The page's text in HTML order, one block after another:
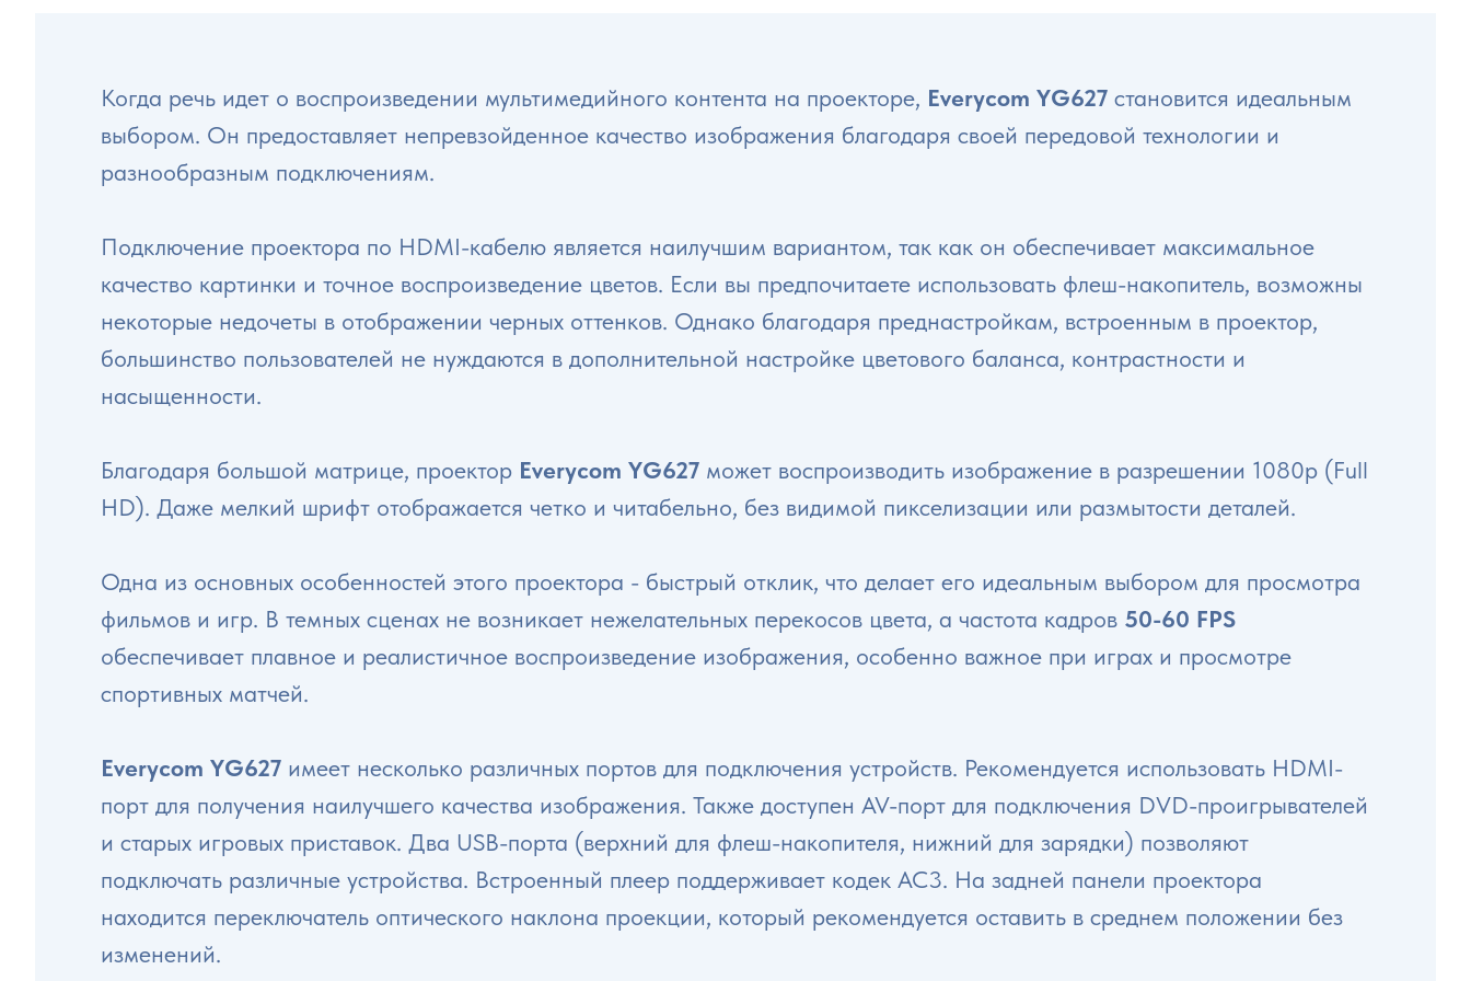
Когда речь идет о воспроизведении мультимедийного контента на проекторе, Everycom YG627 становится идеальным
выбором. Он предоставляет непревзойденное качество изображения благодаря своей передовой технологии и
разнообразным подключениям.
Подключение проектора по HDMI-кабелю является наилучшим вариантом, так как он обеспечивает максимальное
качество картинки и точное воспроизведение цветов. Если вы предпочитаете использовать флеш-накопитель, возможны
некоторые недочеты в отображении черных оттенков. Однако благодаря преднастройкам, встроенным в проектор,
большинство пользователей не нуждаются в дополнительной настройке цветового баланса, контрастности и
насыщенности.
Благодаря большой матрице, проектор Everycom YG627 может воспроизводить изображение в разрешении 1080p (Full
HD). Даже мелкий шрифт отображается четко и читабельно, без видимой пикселизации или размытости деталей.
Одна из основных особенностей этого проектора - быстрый отклик, что делает его идеальным выбором для просмотра
фильмов и игр. В темных сценах не возникает нежелательных перекосов цвета, а частота кадров 50-60 FPS
обеспечивает плавное и реалистичное воспроизведение изображения, особенно важное при играх и просмотре
спортивных матчей.
Everycom YG627 имеет несколько различных портов для подключения устройств. Рекомендуется использовать HDMI-
порт для получения наилучшего качества изображения. Также доступен AV-порт для подключения DVD-проигрывателей
и старых игровых приставок. Два USB-порта (верхний для флеш-накопителя, нижний для зарядки) позволяют
подключать различные устройства. Встроенный плеер поддерживает кодек AC3. На задней панели проектора
находится переключатель оптического наклона проекции, который рекомендуется оставить в среднем положении без
изменений.